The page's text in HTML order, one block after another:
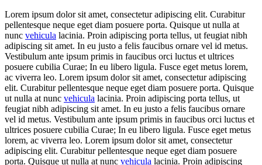
Lorem ipsum dolor sit amet, consectetur adipiscing elit. Curabitur
pellentesque neque eget diam posuere porta. Quisque ut nulla at
nunc vehicula lacinia. Proin adipiscing porta tellus, ut feugiat nibh
adipiscing sit amet. In eu justo a felis faucibus ornare vel id metus.
Vestibulum ante ipsum primis in faucibus orci luctus et ultrices
posuere cubilia Curae; In eu libero ligula. Fusce eget metus lorem,
ac viverra leo. Lorem ipsum dolor sit amet, consectetur adipiscing
elit. Curabitur pellentesque neque eget diam posuere porta. Quisque
ut nulla at nunc vehicula lacinia. Proin adipiscing porta tellus, ut
feugiat nibh adipiscing sit amet. In eu justo a felis faucibus ornare
vel id metus. Vestibulum ante ipsum primis in faucibus orci luctus et
ultrices posuere cubilia Curae; In eu libero ligula. Fusce eget metus
lorem, ac viverra leo. Lorem ipsum dolor sit amet, consectetur
adipiscing elit. Curabitur pellentesque neque eget diam posuere
porta. Quisque ut nulla at nunc vehicula lacinia. Proin adipiscing